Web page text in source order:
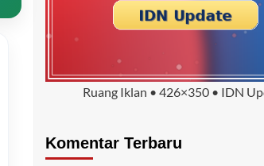
Ruang Iklan • 426×350 • IDN
Komentar Terbaru